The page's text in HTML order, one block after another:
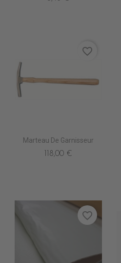
Marteau De Garnisseur
118,00 €
favorite_border
favorite_border